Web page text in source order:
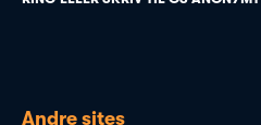
Andre sites